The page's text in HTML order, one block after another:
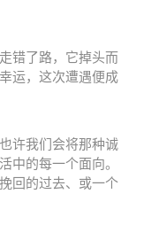
错了路，它掉头而
运，这次遭遇便成
许我们会将那种诚
中的每一个面向。
回的过去、或一个